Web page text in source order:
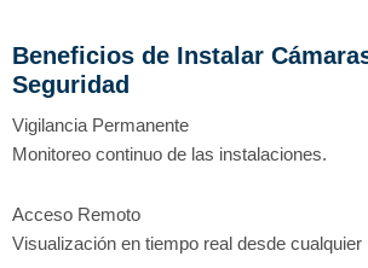
Beneficios de Instalar
Seguridad
Vigilancia Permanente
Monitoreo continuo de las instalaciones.
Acceso Remoto
Visualización en tiempo real desde cualquier